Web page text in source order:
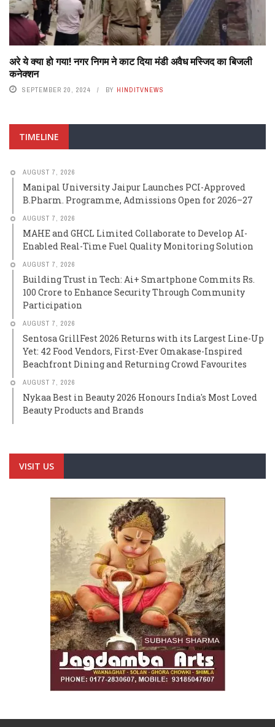
अरे ये क्या हो गया! नगर निगम ने काट दिया मंडी अवैध मस्जिद का बिजली
कनेक्शन
SEPTEMBER 20, 2024 BY HINDITVNEWS
TIMELINE
AUGUST 7, 2026
Manipal University Jaipur Launches PCI-Approved
B.Pharm. Programme, Admissions Open for 2026–27
AUGUST 7, 2026
MAHE and GHCL Limited Collaborate to Develop AI-
Enabled Real-Time Fuel Quality Monitoring Solution
AUGUST 7, 2026
Building Trust in Tech: Ai+ Smartphone Commits Rs.
100 Crore to Enhance Security Through Community
Participation
AUGUST 7, 2026
Sentosa GrillFest 2026 Returns with its Largest Line-Up
Yet: 42 Food Vendors, First-Ever Omakase-Inspired
Beachfront Dining and Returning Crowd Favourites
AUGUST 7, 2026
Nykaa Best in Beauty 2026 Honours India's Most Loved
Beauty Products and Brands
VISIT US